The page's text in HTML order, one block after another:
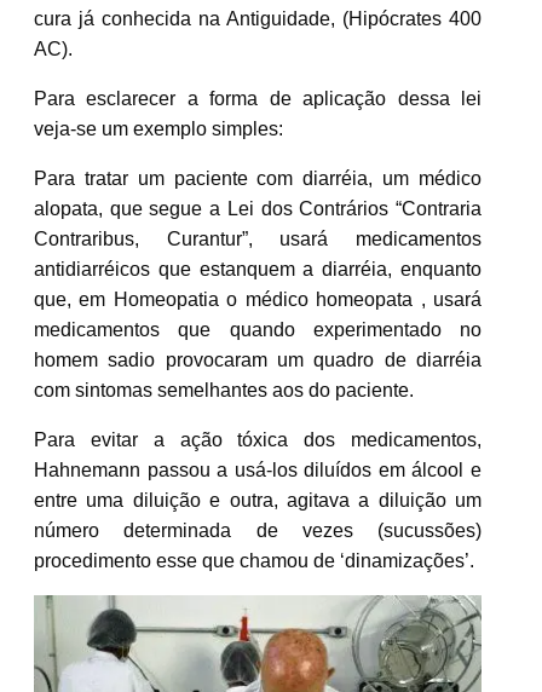
cura já conhecida na Antiguidade, (Hipócrates 400
AC).
Para esclarecer a forma de aplicação dessa lei
veja-se um exemplo simples:
Para tratar um paciente com diarréia, um médico
alopata, que segue a Lei dos Contrários “Contraria
Contraribus, Curantur”, usará medicamentos
antidiarréicos que estanquem a diarréia, enquanto
que, em Homeopatia o médico homeopata , usará
medicamentos que quando experimentado no
homem sadio provocaram um quadro de diarréia
com sintomas semelhantes aos do paciente.
Para evitar a ação tóxica dos medicamentos,
Hahnemann passou a usá-los diluídos em álcool e
entre uma diluição e outra, agitava a diluição um
número determinada de vezes (sucussões)
procedimento esse que chamou de ‘dinamizações’.